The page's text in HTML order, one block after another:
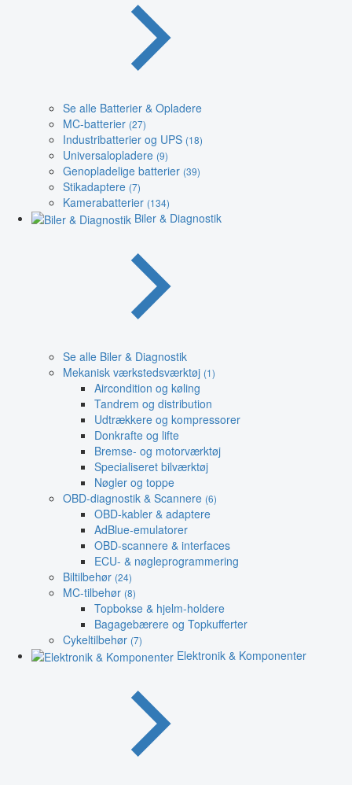
Se alle Batterier & Opladere
MC-batterier (27)
Industribatterier og UPS (18)
Universalopladere (9)
Genopladelige batterier (39)
Stikadaptere (7)
Kamerabatterier (134)
Biler & Diagnostik
Se alle Biler & Diagnostik
Mekanisk værkstedsværktøj (1)
Aircondition og køling
Tandrem og distribution
Udtrækkere og kompressorer
Donkrafte og lifte
Bremse- og motorværktøj
Specialiseret bilværktøj
Nøgler og toppe
OBD-diagnostik & Scannere (6)
OBD-kabler & adaptere
AdBlue-emulatorer
OBD-scannere & interfaces
ECU- & nøgleprogrammering
Biltilbehør (24)
MC-tilbehør (8)
Topbokse & hjelm-holdere
Bagagebærere og Topkufferter
Cykeltilbehør (7)
Elektronik & Komponenter